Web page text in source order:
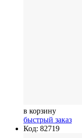
в корзину
быстрый заказ
Код: 82719